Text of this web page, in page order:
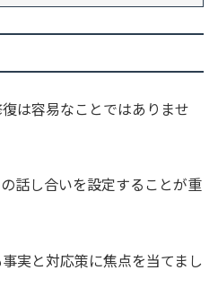
は容易なことではありませ
話し合いを設定することが重
実と対応策に焦点を当てまし